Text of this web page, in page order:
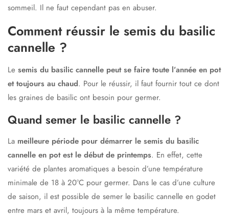
sommeil. Il ne faut cependant pas en abuser.
Comment réussir le semis du basilic
cannelle ?
Le semis du basilic cannelle peut se faire toute l’année en pot
et toujours au chaud. Pour le réussir, il faut fournir tout ce dont
les graines de basilic ont besoin pour germer.
Quand semer le basilic cannelle ?
La meilleure période pour démarrer le semis du basilic
cannelle en pot est le début de printemps. En effet, cette
variété de plantes aromatiques a besoin d’une température
minimale de 18 à 20°C pour germer. Dans le cas d’une culture
de saison, il est possible de semer le basilic cannelle en godet
entre mars et avril, toujours à la même température.